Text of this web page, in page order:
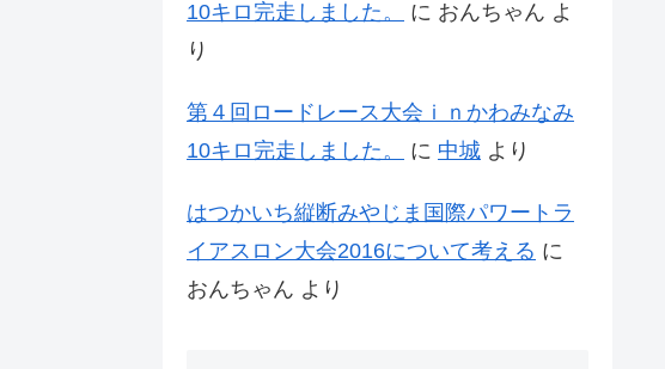
10キロ完走しました。
に おんちゃん よ
り
第４回ロードレース大会ｉｎかわみなみ
10キロ完走しました。
に 中城 より
はつかいち縦断みやじま国際パワートラ
イアスロン大会2016について考える に
おんちゃん より